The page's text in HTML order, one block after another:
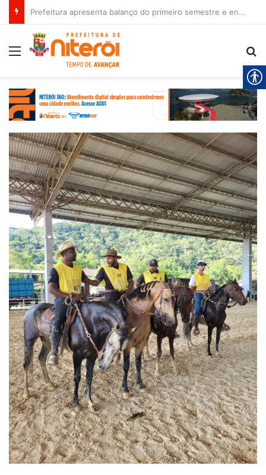
Prefeitura apresenta balanço do primeiro semestre e encaminha novos projetos à Câmara
Menu